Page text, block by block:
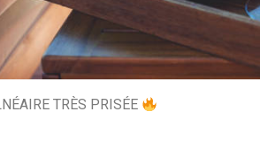
TRÈS PRISÉE